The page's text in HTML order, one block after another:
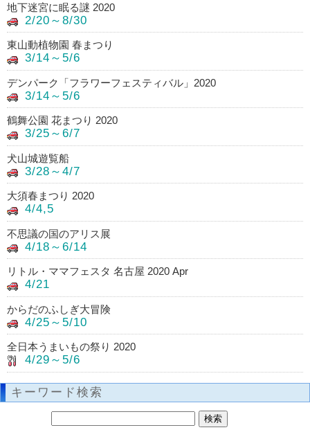
地下迷宮に眠る謎 2020
2/20～8/30
東山動植物園 春まつり
3/14～5/6
デンパーク「フラワーフェスティバル」2020
3/14～5/6
鶴舞公園 花まつり 2020
3/25～6/7
犬山城遊覧船
3/28～4/7
大須春まつり 2020
4/4,5
不思議の国のアリス展
4/18～6/14
リトル・ママフェスタ 名古屋 2020 Apr
4/21
からだのふしぎ大冒険
4/25～5/10
全日本うまいもの祭り 2020
4/29～5/6
キーワード検索